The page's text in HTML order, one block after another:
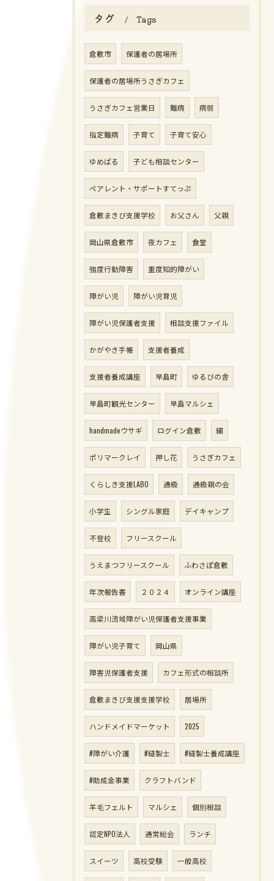
タグ Tags
倉敷市 保護者の居場所
保護者の居場所うさぎカフェ
うさぎカフェ営業日 難病 病弱
指定難病 子育て 子育て安心
ゆめぱる 子ども相談センター
ペアレント・サポートすてっぷ
倉敷まきび支援学校 お父さん 父親
岡山県倉敷市 夜カフェ 食堂
強度行動障害 重度知的障がい
障がい児 障がい児育児
障がい児保護者支援 相談支援ファイル
かがやき手帳 支援者養成
支援者養成講座 早島町 ゆるびの舎
早島町観光センター 早島マルシェ
handmadeウサギ ログイン倉敷 繍
ポリマークレイ 押し花 うさぎカフェ
くらしき支援LABO 通級 通級親の会
小学生 シングル家庭 デイキャンプ
不登校 フリースクール
うえまつフリースクール ふわさぽ倉敷
年次報告書 ２０２４ オンライン講座
高梁川流域障がい児保護者支援事業
障がい児子育て 岡山県
障害児保護者支援 カフェ形式の相談所
倉敷まきび支援支援学校 居場所
ハンドメイドマーケット 2025
#障がい介護 #縫製士 #縫製士養成講座
#助成金事業 クラフトバンド
羊毛フェルト マルシェ 個別相談
認定NPO法人 通常総会 ランチ
スイーツ 高校受験 一般高校